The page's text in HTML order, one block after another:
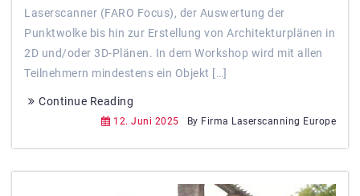
Laserscanner (FARO Focus), der Auswertung der
Punktwolke bis hin zur Erstellung von Architekturplänen in
2D und/oder 3D-Plänen. In dem Workshop wird mit allen
Teilnehmern mindestens ein Objekt […]
Continue Reading
12. Juni 2025 By Firma Laserscanning Europe